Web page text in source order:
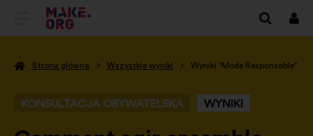
IDŹ
STRONY
GŁÓWNEJ
MAKE.ORG
się
Strona główna Wszystkie wyniki Wyniki "Mode Responsable"
KONSULTACJA OBYWATELSKA WYNIKI